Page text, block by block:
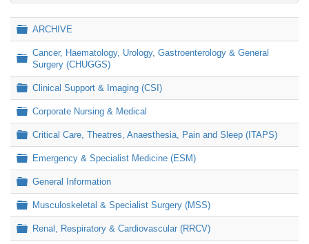
Folder
ARCHIVE
Folder
Cancer, Haematology, Urology, Gastroenterology & General
Surgery (CHUGGS)
Folder
Clinical Support & Imaging (CSI)
Folder
Corporate Nursing & Medical
Folder
Critical Care, Theatres, Anaesthesia, Pain and Sleep (ITAPS)
Folder
Emergency & Specialist Medicine (ESM)
Folder
General Information
Folder
Musculoskeletal & Specialist Surgery (MSS)
Folder
Renal, Respiratory & Cardiovascular (RRCV)